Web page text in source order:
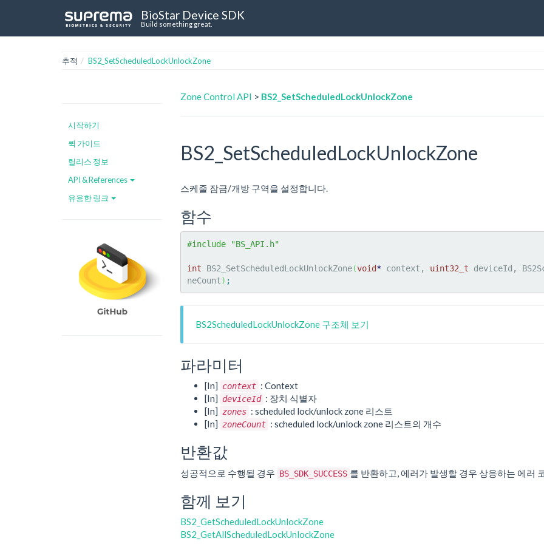
BioStar Device SDK
Build something great.
추적 BS2_SetScheduledLockUnlockZone
시작하기
퀵 가이드
릴리스 정보
API & References
유용한 링크
Zone Control API > BS2_SetScheduledLockUnlockZone
BS2_SetScheduledLockUnlockZone
스케줄 잠금/개방 구역을 설정합니다.
함수
#include "BS_API.h"
int BS2_SetScheduledLockUnlockZone(void* context, uint32_t deviceId,
neCount) ;
BS2ScheduledLockUnlockZone 구조체 보기
파라미터
[In] context : Context
[In] deviceId : 장치 식별자
[In] zones : scheduled lock/unlock zone 리스트
[In] zoneCount : scheduled lock/unlock zone 리스트의 개수
반환값
성공적으로 수행될 경우 BS_SDK_SUCCESS 를 반환하고, 에러가 발생할 경우 상응하는 에러
함께 보기
BS2_GetScheduledLockUnlockZone
BS2_GetAllScheduledLockUnlockZone